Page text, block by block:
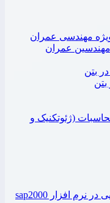
عمران
فعلی:
(ژئوتکنیک و
آموزش طراحی سازه نگهبان خرپایی در نرم افزار sap2000